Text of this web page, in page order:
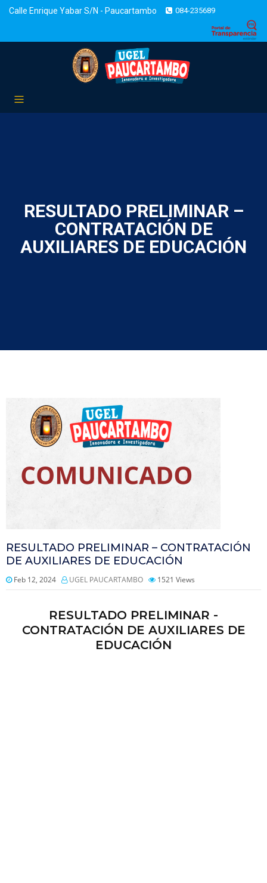
Calle Enrique Yabar S/N - Paucartambo 084-235689
RESULTADO PRELIMINAR –
CONTRATACIÓN DE
AUXILIARES DE EDUCACIÓN
RESULTADO PRELIMINAR – CONTRATACIÓN
DE AUXILIARES DE EDUCACIÓN
Feb 12, 2024 UGEL PAUCARTAMBO 1521 Views
RESULTADO PRELIMINAR -
CONTRATACIÓN DE AUXILIARES DE
EDUCACIÓN